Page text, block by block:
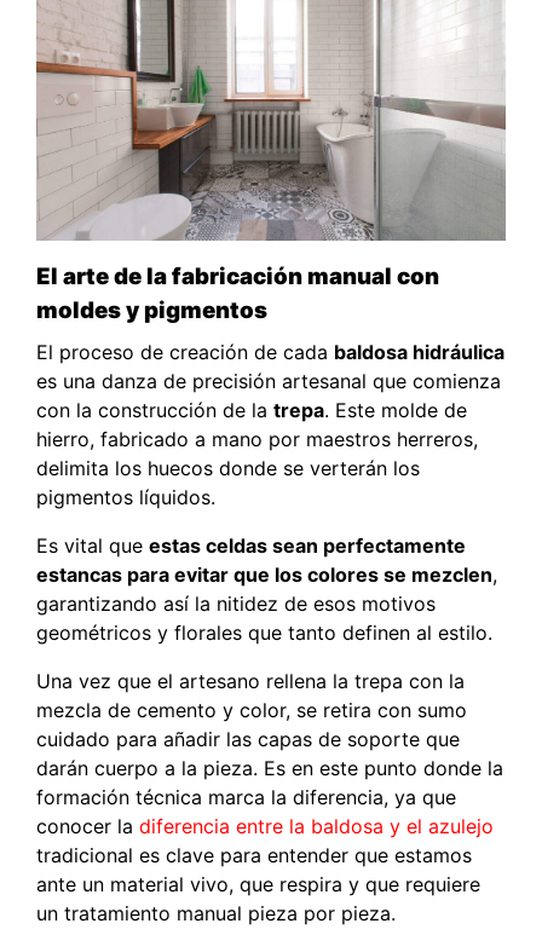
El arte de la fabricación manual con
moldes y pigmentos
El proceso de creación de cada baldosa hidráulica
es una danza de precisión artesanal que comienza
con la construcción de la trepa. Este molde de
hierro, fabricado a mano por maestros herreros,
delimita los huecos donde se verterán los
pigmentos líquidos.
Es vital que estas celdas sean perfectamente
estancas para evitar que los colores se mezclen,
garantizando así la nitidez de esos motivos
geométricos y florales que tanto definen al estilo.
Una vez que el artesano rellena la trepa con la
mezcla de cemento y color, se retira con sumo
cuidado para añadir las capas de soporte que
darán cuerpo a la pieza. Es en este punto donde la
formación técnica marca la diferencia, ya que
conocer la diferencia entre la baldosa y el azulejo
tradicional es clave para entender que estamos
ante un material vivo, que respira y que requiere
un tratamiento manual pieza por pieza.